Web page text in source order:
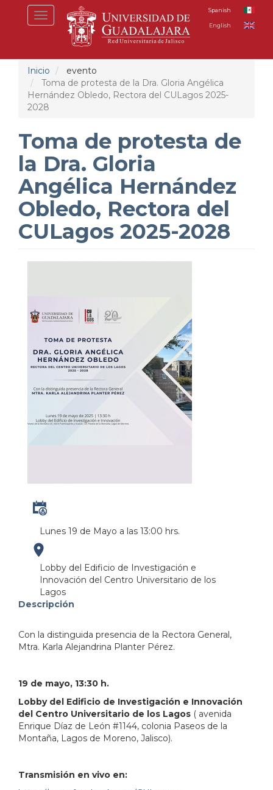
Toggle
navigation
Spanish
English
Inicio
evento
Toma de protesta de la Dra. Gloria Angélica
Hernández Obledo, Rectora del CULagos 2025-
2028
Toma de protesta de
la Dra. Gloria
Angélica Hernández
Obledo, Rectora del
CULagos 2025-2028
Lunes 19 de Mayo a las 13:00 hrs.
Lobby del Edificio de Investigación e
Innovación del Centro Universitario de los
Lagos
Descripción
Con la distinguida presencia de la Rectora General,
Mtra. Karla Alejandrina Planter Pérez.
19 de mayo, 13:30 h.
Lobby del Edificio de Investigación e Innovación
del Centro Universitario de los Lagos ( avenida
Enrique Díaz de León #1144, colonia Paseos de la
Montaña, Lagos de Moreno, Jalisco).
Transmisión en vivo en: